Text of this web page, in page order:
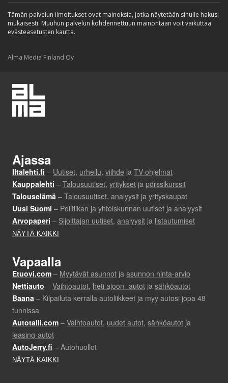
Tämän palvelun ilmoitukset ovat mainoksia, jotka näytetään sinulle hakusi
mukaisesti. Muuhun palvelun kohdennettuun mainontaan voit vaikuttaa
evästeasetusten kautta.
Alma Media Finland Oy